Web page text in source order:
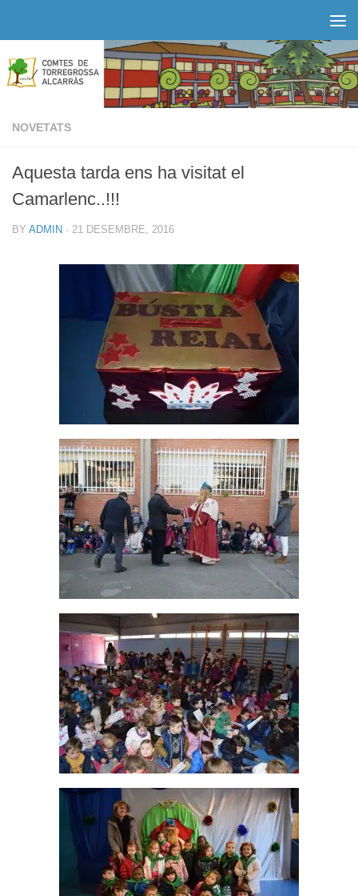
NOVETATS
Aquesta tarda ens ha visitat el
Camarlenc..!!!
BY ADMIN · 21 DESEMBRE, 2016